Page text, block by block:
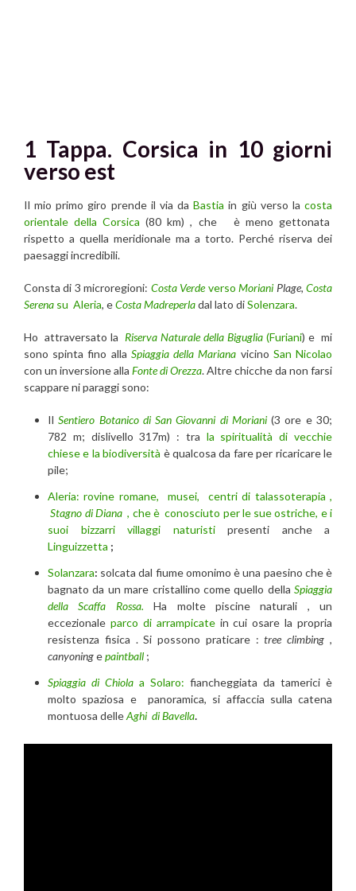
1 Tappa. Corsica in 10 giorni
verso est
Il mio primo giro prende il via daBastia in giù verso lacosta
orientale della Corsica (80 km) , che è meno gettonata
rispetto a quella meridionale ma a torto. Perché riserva dei
paesaggi incredibili.
Consta di 3 microregioni: Costa Verdeverso Moriani Plage,Costa
Serena su Aleria, eCosta Madreperladal lato diSolenzara.
Ho attraversato la Riserva Naturale della Biguglia (Furiani) e mi
sono spinta fino alla Spiaggia della Mariana vicino San Nicolao
con un inversione alla Fonte di Orezza. Altre chicche da non farsi
scappare ni paraggi sono:
IlSentiero Botanico di San Giovanni di Moriani(3 ore e 30;
782 m; dislivello 317m) : tra la spiritualità di vecchie
chiese e la biodiversità è qualcosa da fare per ricaricare le
pile;
Aleria: rovine romane, musei, centri di talassoterapia ,
Stagno di Diana, che è conosciuto per le sue ostriche, e i
suoi bizzarri villaggi naturistipresenti anche a
Linguizzetta ;
Solanzara: solcata dal fiume omonimo è una paesino che è
bagnato da un mare cristallino come quello della Spiaggia
della Scaffa Rossa. Ha molte piscine naturali , un
eccezionale parco di arrampicatein cui osare la propria
resistenza fisica . Si possono praticare :tree climbing ,
canyoningepaintball ;
Spiaggia di Chiola a Solaro: fiancheggiata da tamerici è
molto spaziosa e panoramica, si affaccia sulla catena
montuosa delleAghi di Bavella.